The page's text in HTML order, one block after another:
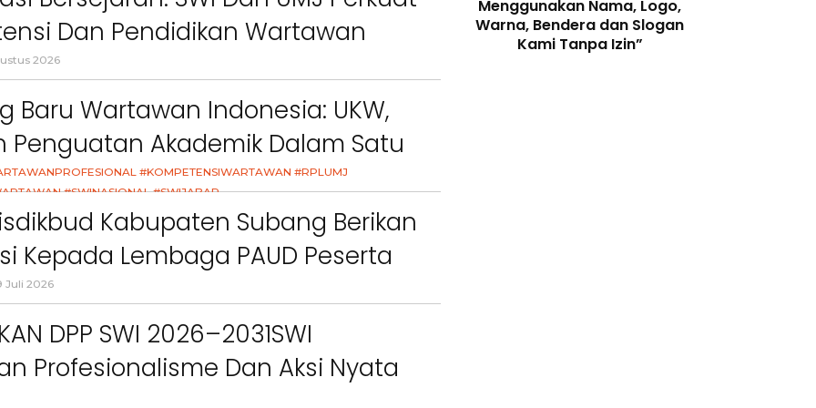
Dan Pendidikan Wartawan
2026
Baru Wartawan Indonesia: UKW,
Penguatan Akademik Dalam Satu
#KOMPETENSIWARTAWAN #RPLUMJ
#SWINASIONAL #SWIJABAR
Kabupaten Subang Berikan
Kepada Lembaga PAUD Peserta
MPLS Dan G7KAIH
Juli 2026
DPP SWI 2026–2031SWI
Profesionalisme Dan Aksi Nyata
Pemkab Bandung Barat
Orang Tua dalam Menjaga
Kesehatan Anak di Era Digital
Menggunakan Nama, Logo,
Warna, Bendera dan Slogan
Kami Tanpa Izin”